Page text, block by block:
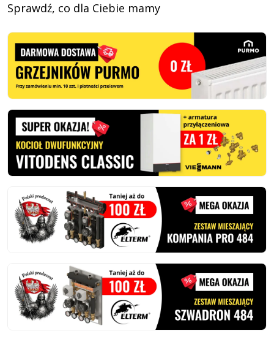
Sprawdź, co dla Ciebie mamy